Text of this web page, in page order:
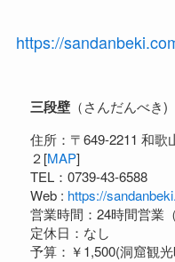
https://
三段壁 （さんだんべき)
住所：〒649-2211 和歌
２[MAP]
TEL：0739-43-6588
Web : https://
営業時間：24時間営業
定休日：なし
予算：￥1,500(洞窟観